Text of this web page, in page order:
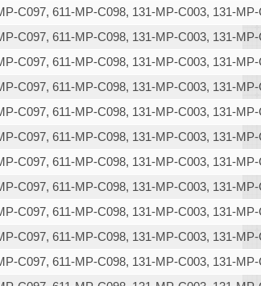
C097, 611-MP-C098, 131-MP-C003, 131-MP-
C097, 611-MP-C098, 131-MP-C003, 131-MP-
C097, 611-MP-C098, 131-MP-C003, 131-MP-
C097, 611-MP-C098, 131-MP-C003, 131-MP-
C097, 611-MP-C098, 131-MP-C003, 131-MP-
C097, 611-MP-C098, 131-MP-C003, 131-MP-
C097, 611-MP-C098, 131-MP-C003, 131-MP-
C097, 611-MP-C098, 131-MP-C003, 131-MP-
C097, 611-MP-C098, 131-MP-C003, 131-MP-
C097, 611-MP-C098, 131-MP-C003, 131-MP-
C097, 611-MP-C098, 131-MP-C003, 131-MP-